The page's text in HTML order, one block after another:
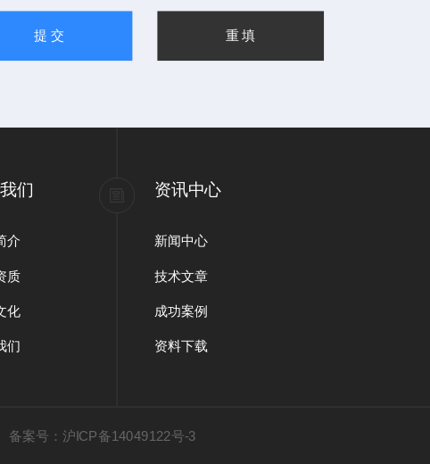
们
介
质
化
们
资讯中心
新闻中心
技术文章
成功案例
资料下载
备案号：沪ICP备14049122号-3